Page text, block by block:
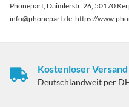
Phonepart, Daimlerstr. 26, 50170
info@phonepart.de, https://
Kostenloser Versand
Deutschlandweit per